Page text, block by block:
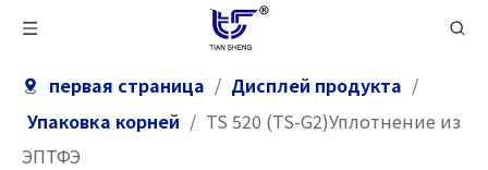
первая страница / Дисплей продукта /
Упаковка корней / TS 520 (TS-G2)Уплотнение из
ЭПТФЭ